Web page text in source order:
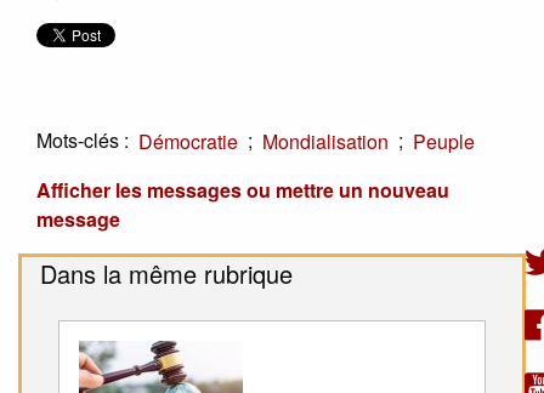
Mots-clés : Démocratie ; Mondialisation ; Peuple
Afficher les messages ou mettre un nouveau
message
Dans la même rubrique